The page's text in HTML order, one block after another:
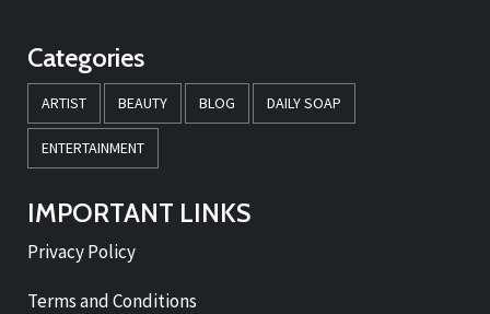
Categories
ARTIST BEAUTY BLOG DAILY SOAP
ENTERTAINMENT
IMPORTANT LINKS
Privacy Policy
Terms and Conditions